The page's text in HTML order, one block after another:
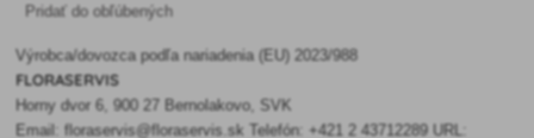
Pridať do obľúbených
Výrobca/dovozca podľa nariadenia (EU) 2023/988
FLORASERVIS
Horny dvor 6, 900 27 Bernolakovo, SVK
Email: floraservis@floraservis.sk Telefón: +421 2 43712289 URL: